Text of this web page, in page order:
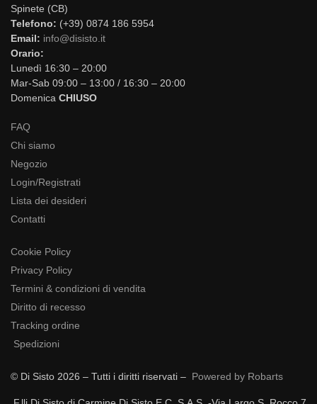
Spinete (CB)
Telefono: (+39) 0874 186 5954
Email: info@disisto.it
Orario:
Lunedì 16:30 – 20:00
Mar-Sab 09:00 – 13:00 / 16:30 – 20:00
Domenica CHIUSO
FAQ
Chi siamo
Negozio
Login/Registrati
Lista dei desideri
Contatti
Cookie Policy
Privacy Policy
Termini & condizioni di vendita
Diritto di recesso
Tracking ordine
Spedizioni
© Di Sisto 2026 – Tutti i diritti riservati – Powered by Robarts